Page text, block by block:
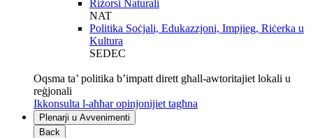
Riżorsi Naturali
NAT
Politika Soċjali, Edukazzjoni, Impjieg, Riċerka u
Kultura
SEDEC
Oqsma ta’ politika b’impatt dirett għall-awtoritajiet lokali u
reġjonali
Ikkonsulta l-aħħar opinjonijiet tagħna
Plenarji u Avvenimenti
Back